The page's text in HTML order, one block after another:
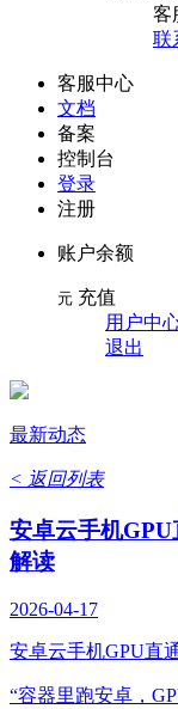
客
联
客服中心
文档
备案
控制台
登录
注册
账户余额
元 充值
用户中
退出
最新动态
< 返回列表
安卓云手机
解读
2026-04-17
安卓云手机GPU直
“容器里跑安卓，